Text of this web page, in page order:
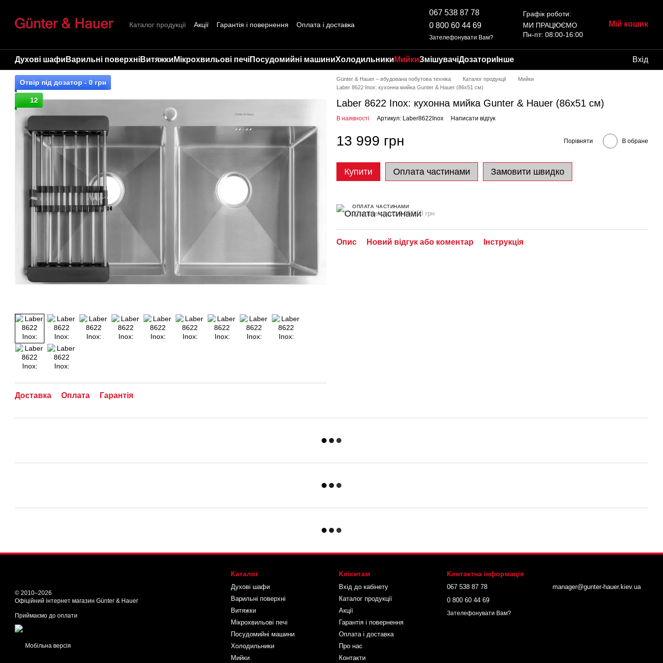
Каталог продукції Акції Гарантія і повернення
Оплата і доставка
067 538 87 78
0 800 60 44 69
Зателефонувати Вам?
Графік роботи:
МИ ПРАЦЮЄМО
Пн-пт: 08:00-16:00
Мій кошик
Духові шафи Варильні поверхніВитяжки Мікрохвильові печіПосудомийні машиниХолодильники МийкиЗмішувачіДозатори Інше Вхід
Отвір під дозатор - 0 грн
12
Доставка Оплата Гарантія
Günter & Hauer – вбудована побутова техніка Каталог продукції
Мийки
Laber 8622 Inox: кухонна мийка Gunter & Hauer (86x51 см)
Laber 8622 Inox: кухонна мийка Gunter & Hauer (86x51 см)
В наявності Артикул: Laber8622Inox Написати відгук
13 999 грн Порівняти В обране
Купити Оплата частинами Замовити швидко
ОПЛАТА ЧАСТИНАМИ
12 платежів по 1 166.58 грн
Опис Новий відгук або коментар Інструкція
© 2010–2026
Офіційний інтернет магазин Günter & Hauer
Приймаємо до оплати
Мобільна версія
Каталог
Духові шафи
Варильні поверхні
Витяжки
Мікрохвильові печі
Посудомийні машини
Холодильники
Мийки
Клієнтам
Вхід до кабінету
Каталог продукції
Акції
Гарантія і повернення
Оплата і доставка
Про нас
Контакти
Контактна інформація
067 538 87 78
0 800 60 44 69
Зателефонувати Вам?
manager@gunter-hauer.kiev.ua